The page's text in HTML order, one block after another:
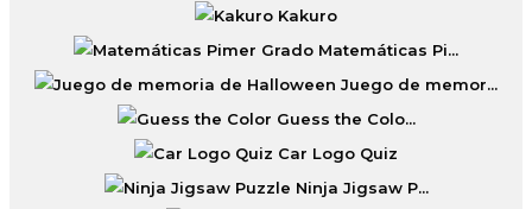
Kakuro
Matemáticas Pi...
Juego de memor...
Guess the Colo...
Car Logo Quiz
Ninja Jigsaw P...